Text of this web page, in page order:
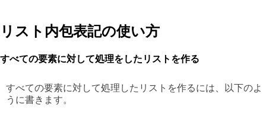
リスト内包表記の使い方
すべての要素に対して処理をしたリストを作る
すべての要素に対して処理したリストを作るには、以下のよ
うに書きます。